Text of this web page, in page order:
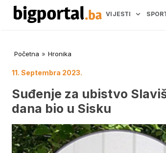
VIJESTI
Početna » Hronika
11. Septembra 2023.
Suđenje za ubistvo
dana bio u Sisku